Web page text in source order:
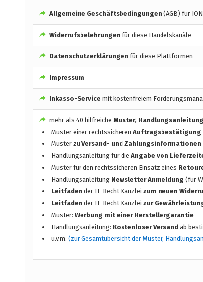
Allgemeine Geschäftsbedingungen (AGB) für
Widerrufsbelehrungen für diese Handelskanäle
Datenschutzerklärungen für diese Plattformen
Impressum
Inkasso-Service mit kostenfreiem
mehr als 40 hilfreiche Muster,
Muster einer rechtssicherenAuftragsbestätigung
Muster zuVersand- und Zahlungsinformationen
Handlungsanleitung für dieAngabe von
Muster für den rechtssicheren Einsatz eines
Handlungsanleitung Newsletter Anmeldung(für
Leitfaden der IT-Recht Kanzleizum neuen
Leitfaden der IT-Recht Kanzleizur
Muster:Werbung mit einer Herstellergarantie
Handlungsanleitung: Kostenloser Versand ab
u.v.m.(zur Gesamtübersicht der Muster,